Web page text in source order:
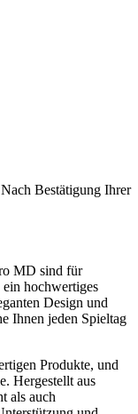
Nach Bestätigung Ihrer
MD sind für
hochwertiges
Design und
Ihnen jeden Spieltag
Produkte, und
Hergestellt aus
als auch